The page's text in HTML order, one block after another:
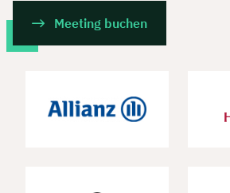
Meeting buchen